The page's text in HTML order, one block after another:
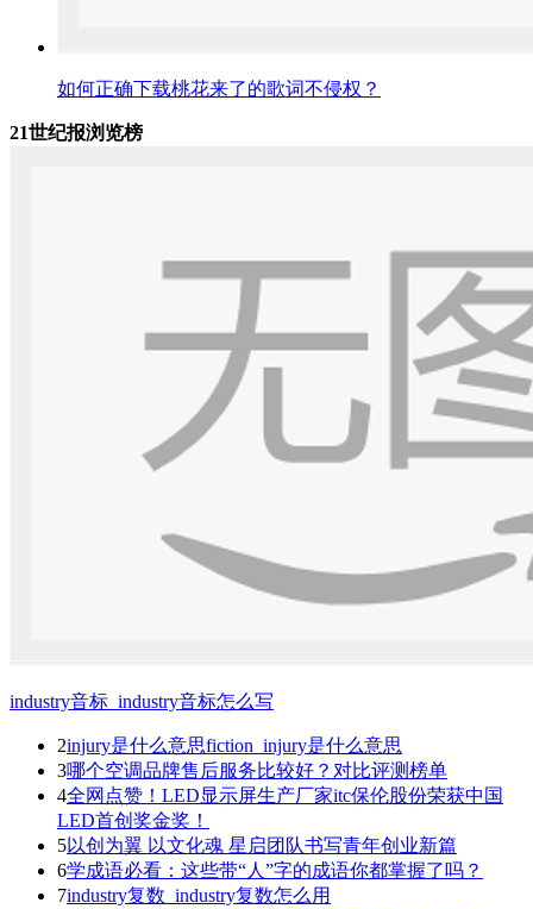
如何正确下载桃花来了的歌词不侵权？
21世纪报浏览榜
industry音标_industry音标怎么写
2injury是什么意思fiction_injury是什么意思
3哪个空调品牌售后服务比较好？对比评测榜单
4全网点赞！LED显示屏生产厂家itc保伦股份荣获中国
LED首创奖金奖！
5以创为翼 以文化魂 星启团队书写青年创业新篇
6学成语必看：这些带“人”字的成语你都掌握了吗？
7industry复数_industry复数怎么用